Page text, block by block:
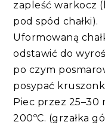
zapleść warkocz
pod spód chałki).
Uformowaną
odstawić do
po czym
posypać
Piec przez 25–30
200ºC. (grzałka